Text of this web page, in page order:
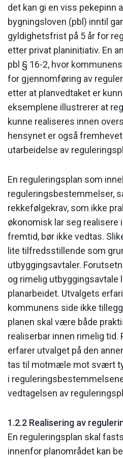
det kan gi en viss pekepinn
bygningsloven (pbl) inntil
gyldighetsfrist på 5 år for
etter privat planinitiativ. En
pbl § 16-2, hvor
for gjennomføring av
etter at planvedtaket er
eksemplene illustrerer at
kunne realiseres innen
hensynet er også
utarbeidelse av
En reguleringsplan som
reguleringsbestemmelser,
rekkefølgekrav, som ikke
økonomisk lar seg realisere
fremtid, bør ikke vedtas.
lite tilfredsstillende som
utbyggingsavtaler.
og rimelig utbyggingsavtale
planarbeidet. Utvalgets
kommunens side ikke
planen skal være både
realiserbar innen rimelig tid.
erfarer utvalget på den
tas til motmæle mot svært
i
vedtagelsen av
1.2.2 Realisering av
En reguleringsplan skal
innenfor planområdet kan